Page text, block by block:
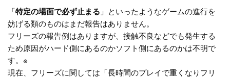
「特定の場面で必ず止まる 」といったようなゲームの進行を
妨げる類のものはまだ報告はありません。
フリーズの報告例はありますが、接触不良などでも発生する
ため原因がハード側にあるのかソフト側にあるのかは不明で
す。※
現在、フリーズに関しては「長時間のプレイで重くなりフリ